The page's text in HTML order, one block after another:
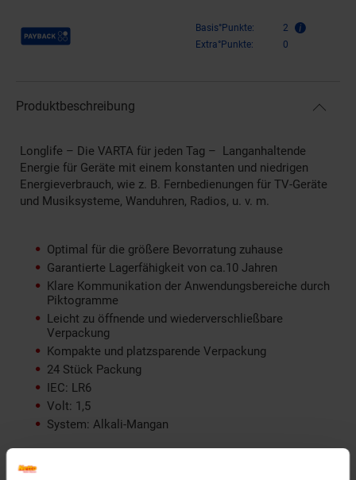
Payback Punkte Basis°Punkte:
2
Extra°Punkte:
0
Produktbeschreibung
Longlife – Die VARTA für jeden Tag – Langanhaltende
Energie für Geräte mit einem konstanten und niedrigen
Energieverbrauch, wie z. B. Fernbedienungen für TV-Geräte
und Musiksysteme, Wanduhren, Radios, u. v. m.
Optimal für die größere Bevorratung zuhause
Garantierte Lagerfähigkeit von ca.10 Jahren
Klare Kommunikation der Anwendungsbereiche durch
Piktogramme
Leicht zu öffnende und wiederverschließbare
Verpackung
Kompakte und platzsparende Verpackung
24 Stück Packung
IEC: LR6
Volt: 1,5
System: Alkali-Mangan
EAN: 4008496774579